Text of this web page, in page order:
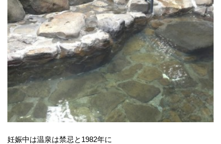
妊娠中は温泉は禁忌と1982年に